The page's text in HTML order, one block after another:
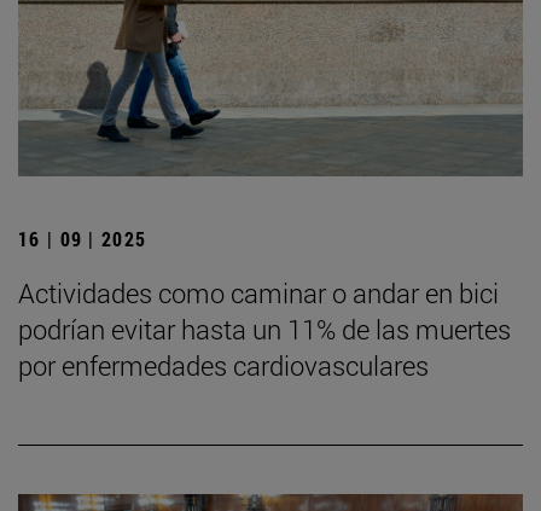
16 | 09 | 2025
Actividades como caminar o andar en bici
podrían evitar hasta un 11% de las muertes
por enfermedades cardiovasculares